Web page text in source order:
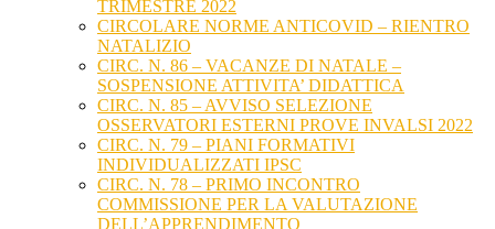
TRIMESTRE 2022
CIRCOLARE NORME ANTICOVID – RIENTRO
NATALIZIO
CIRC. N. 86 – VACANZE DI NATALE –
SOSPENSIONE ATTIVITA’ DIDATTICA
CIRC. N. 85 – AVVISO SELEZIONE
OSSERVATORI ESTERNI PROVE INVALSI 2022
CIRC. N. 79 – PIANI FORMATIVI
INDIVIDUALIZZATI IPSC
CIRC. N. 78 – PRIMO INCONTRO
COMMISSIONE PER LA VALUTAZIONE
DELL’APPRENDIMENTO